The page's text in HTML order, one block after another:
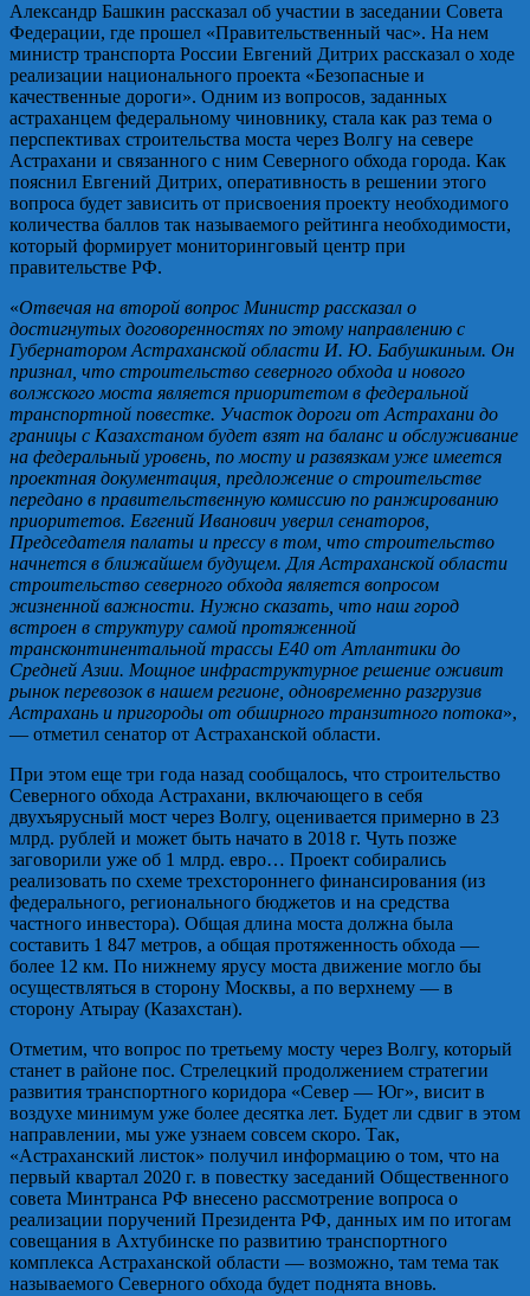
Александр Башкин рассказал об участии в заседании Совета
Федерации, где прошел «Правительственный час». На нем
министр транспорта России Евгений Дитрих рассказал о ходе
реализации национального проекта «Безопасные и
качественные дороги». Одним из вопросов, заданных
астраханцем федеральному чиновнику, стала как раз тема о
перспективах строительства моста через Волгу на севере
Астрахани и связанного с ним Северного обхода города. Как
пояснил Евгений Дитрих, оперативность в решении этого
вопроса будет зависить от присвоения проекту необходимого
количества баллов так называемого рейтинга необходимости,
который формирует мониторинговый центр при
правительстве РФ.
«Отвечая на второй вопрос Министр рассказал о
достигнутых договоренностях по этому направлению с
Губернатором Астраханской области И. Ю. Бабушкиным. Он
признал, что строительство северного обхода и нового
волжского моста является приоритетом в федеральной
транспортной повестке. Участок дороги от Астрахани до
границы с Казахстаном будет взят на баланс и обслуживание
на федеральный уровень, по мосту и развязкам уже имеется
проектная документация, предложение о строительстве
передано в правительственную комиссию по ранжированию
приоритетов. Евгений Иванович уверил сенаторов,
Председателя палаты и прессу в том, что строительство
начнется в ближайшем будущем. Для Астраханской области
строительство северного обхода является вопросом
жизненной важности. Нужно сказать, что наш город
встроен в структуру самой протяженной
трансконтинентальной трассы Е40 от Атлантики до
Средней Азии. Мощное инфраструктурное решение оживит
рынок перевозок в нашем регионе, одновременно разгрузив
Астрахань и пригороды от обширного транзитного потока»,
— отметил сенатор от Астраханской области.
При этом еще три года назад сообщалось, что строительство
Северного обхода Астрахани, включающего в себя
двухъярусный мост через Волгу, оценивается примерно в 23
млрд. рублей и может быть начато в 2018 г. Чуть позже
заговорили уже об 1 млрд. евро… Проект собирались
реализовать по схеме трехстороннего финансирования (из
федерального, регионального бюджетов и на средства
частного инвестора). Общая длина моста должна была
составить 1 847 метров, а общая протяженность обхода —
более 12 км. По нижнему ярусу моста движение могло бы
осуществляться в сторону Москвы, а по верхнему — в
сторону Атырау (Казахстан).
Отметим, что вопрос по третьему мосту через Волгу, который
станет в районе пос. Стрелецкий продолжением стратегии
развития транспортного коридора «Север — Юг», висит в
воздухе минимум уже более десятка лет. Будет ли сдвиг в этом
направлении, мы уже узнаем совсем скоро. Так,
«Астраханский листок» получил информацию о том, что на
первый квартал 2020 г. в повестку заседаний Общественного
совета Минтранса РФ внесено рассмотрение вопроса о
реализации поручений Президента РФ, данных им по итогам
совещания в Ахтубинске по развитию транспортного
комплекса Астраханской области — возможно, там тема так
называемого Северного обхода будет поднята вновь.